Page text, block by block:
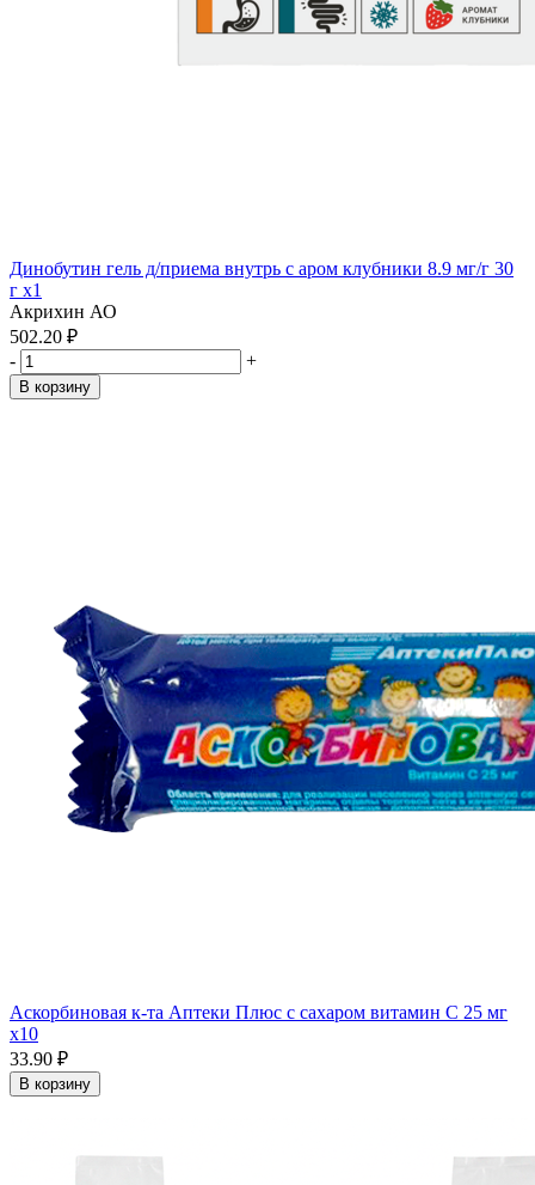
Динобутин гель д/приема внутрь с аром клубники 8.9 мг/г 30
г x1
Акрихин АО
502.20 ₽
-
+
В корзину
Аскорбиновая к-та Аптеки Плюс с сахаром витамин С 25 мг
x10
33.90 ₽
В корзину